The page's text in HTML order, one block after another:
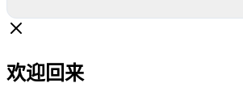
欢迎回来